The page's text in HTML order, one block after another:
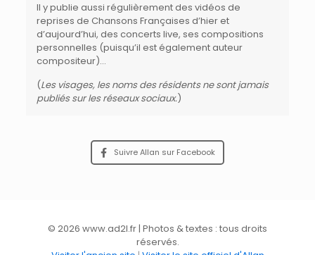
Il y publie aussi régulièrement des vidéos de
reprises de Chansons Françaises d’hier et
d’aujourd’hui, des concerts live, ses compositions
personnelles (puisqu’il est également auteur
compositeur)…
(Les visages, les noms des résidents ne sont jamais
publiés sur les réseaux sociaux.)
Suivre Allan sur Facebook
© 2026 www.ad2l.fr | Photos & textes : tous droits
réservés.